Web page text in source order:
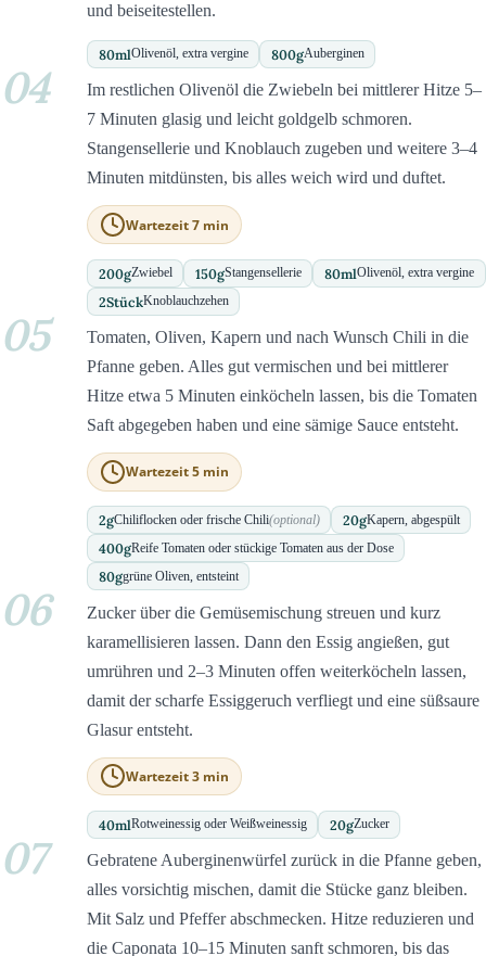
und beiseitestellen.
80mlOlivenöl, extra vergine 800gAuberginen
04
Im restlichen Olivenöl die Zwiebeln bei mittlerer Hitze 5–
7 Minuten glasig und leicht goldgelb schmoren.
Stangensellerie und Knoblauch zugeben und weitere 3–4
Minuten mitdünsten, bis alles weich wird und duftet.
Wartezeit 7 min
200gZwiebel 150gStangensellerie 80mlOlivenöl, extra vergine
2StückKnoblauchzehen
05
Tomaten, Oliven, Kapern und nach Wunsch Chili in die
Pfanne geben. Alles gut vermischen und bei mittlerer
Hitze etwa 5 Minuten einköcheln lassen, bis die Tomaten
Saft abgegeben haben und eine sämige Sauce entsteht.
Wartezeit 5 min
2gChiliflocken oder frische Chili(optional) 20gKapern, abgespült
400gReife Tomaten oder stückige Tomaten aus der Dose
80ggrüne Oliven, entsteint
06
Zucker über die Gemüsemischung streuen und kurz
karamellisieren lassen. Dann den Essig angießen, gut
umrühren und 2–3 Minuten offen weiterköcheln lassen,
damit der scharfe Essiggeruch verfliegt und eine süßsaure
Glasur entsteht.
Wartezeit 3 min
40mlRotweinessig oder Weißweinessig 20gZucker
07
Gebratene Auberginenwürfel zurück in die Pfanne geben,
alles vorsichtig mischen, damit die Stücke ganz bleiben.
Mit Salz und Pfeffer abschmecken. Hitze reduzieren und
die Caponata 10–15 Minuten sanft schmoren, bis das